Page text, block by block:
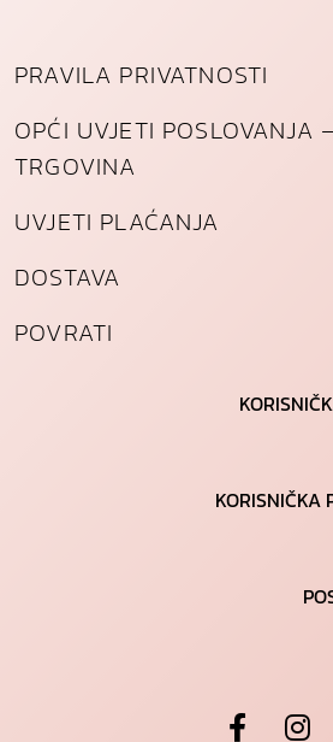
PRAVILA PRIVATNOSTI
OPĆI UVJETI POSLOVANJA
TRGOVINA
UVJETI PLAĆANJA
DOSTAVA
POVRATI
KORISNIČKA